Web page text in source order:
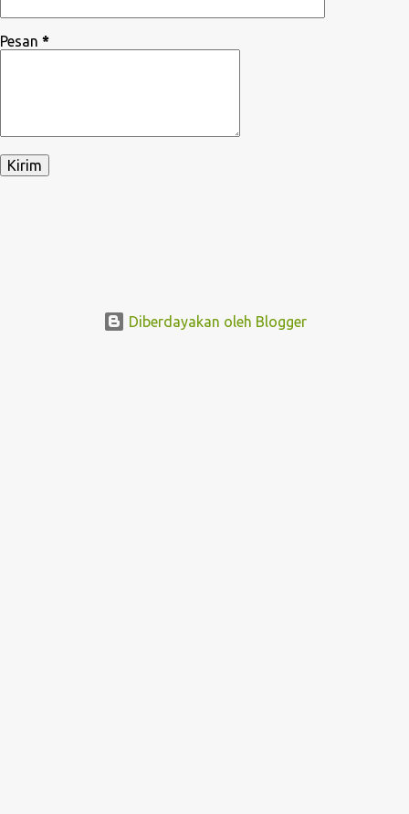
Pesan *
Diberdayakan oleh Blogger